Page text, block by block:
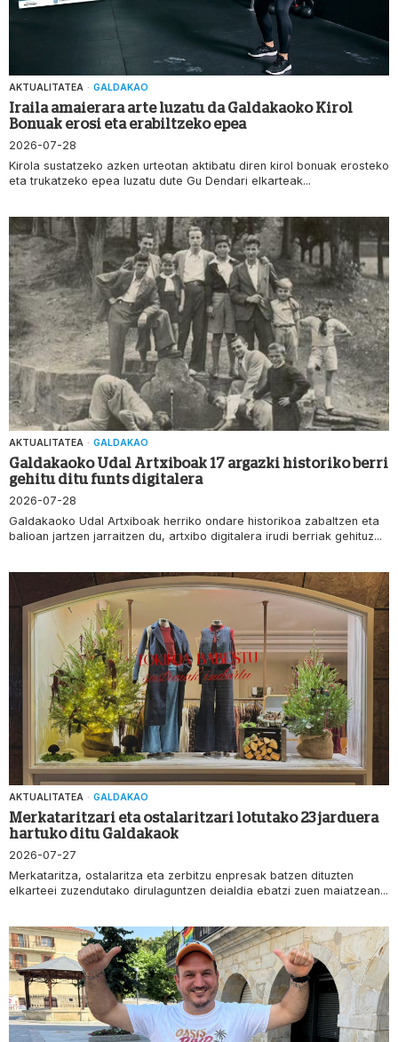
AKTUALITATEA · GALDAKAO
Iraila amaierara arte luzatu da Galdakaoko Kirol
Bonuak erosi eta erabiltzeko epea
2026-07-28
Kirola sustatzeko azken urteotan aktibatu diren kirol bonuak erosteko
eta trukatzeko epea luzatu dute Gu Dendari elkarteak...
AKTUALITATEA · GALDAKAO
Galdakaoko Udal Artxiboak 17 argazki historiko berri
gehitu ditu funts digitalera
2026-07-28
Galdakaoko Udal Artxiboak herriko ondare historikoa zabaltzen eta
balioan jartzen jarraitzen du, artxibo digitalera irudi berriak gehituz...
AKTUALITATEA · GALDAKAO
Merkataritzari eta ostalaritzari lotutako 23 jarduera
hartuko ditu Galdakaok
2026-07-27
Merkataritza, ostalaritza eta zerbitzu enpresak batzen dituzten
elkarteei zuzendutako dirulaguntzen deialdia ebatzi zuen maiatzean...